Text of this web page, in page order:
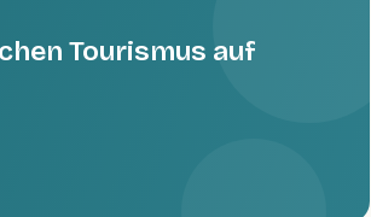
Tourismus auf